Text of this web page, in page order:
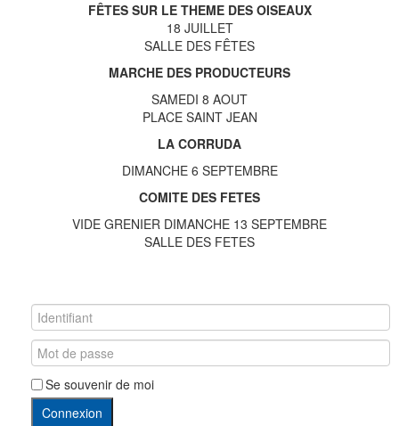
FÊTES SUR LE THEME DES OISEAUX
18 JUILLET
SALLE DES FÊTES
MARCHE DES PRODUCTEURS
SAMEDI 8 AOUT
PLACE SAINT JEAN
LA CORRUDA
DIMANCHE 6 SEPTEMBRE
COMITE DES FETES
VIDE GRENIER DIMANCHE 13 SEPTEMBRE
SALLE DES FETES
Se souvenir de moi
Connexion